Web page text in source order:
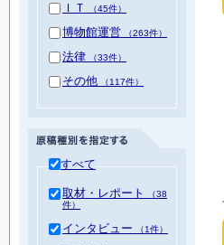
ＩＴ （45件）
博物館運営 （263件）
法律 （33件）
その他 （117件）
すべて
取材・レポート
（38
件）
インタビュー （1件）